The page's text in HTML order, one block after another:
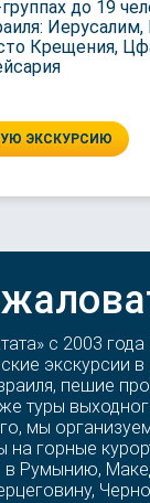
до 19
Иерусалим,
Крещения,
ЭКСКУРСИЮ
с 2003 года
экскурсии
пешие
туры
мы
на горные
в Румынию,